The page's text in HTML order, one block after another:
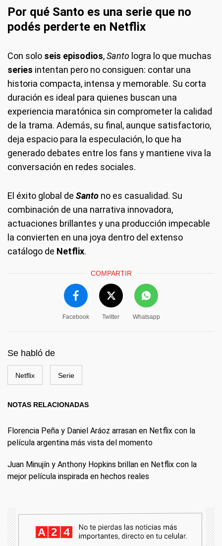
Por qué Santo es una serie que no
podés perderte en Netflix
Con solo seis episodios,Santo logra lo que muchas
series intentan pero no consiguen: contar una
historia compacta, intensa y memorable. Su corta
duración es ideal para quienes buscan una
experiencia maratónica sin comprometer la calidad
de la trama. Además, su final, aunque satisfactorio,
deja espacio para la especulación, lo que ha
generado debates entre los fans y mantiene viva la
conversación en redes sociales.
El éxito global de Santo no es casualidad. Su
combinación de una narrativa innovadora,
actuaciones brillantes y una producción impecable
la convierten en una joya dentro del extenso
catálogo de Netflix.
COMPARTIR
Facebook Twitter Whatsapp
Se habló de
Netflix Serie
NOTAS RELACIONADAS
Florencia Peña y Daniel Aráoz arrasan en Netflix con la
película argentina más vista del momento
Juan Minujín y Anthony Hopkins brillan en Netflix con la
mejor película inspirada en hechos reales